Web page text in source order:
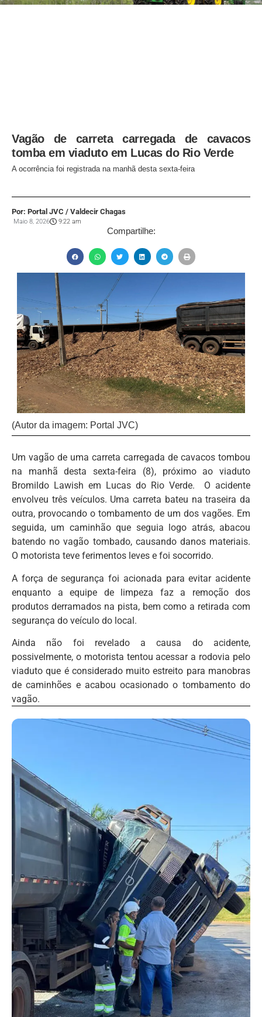
Vagão de carreta carregada de cavacos
tomba em viaduto em Lucas do Rio Verde
A ocorrência foi registrada na manhã desta sexta-feira
Por: Portal JVC / Valdecir Chagas
Maio 8, 2026 9:22 am
Compartilhe:
(Autor da imagem: Portal JVC)
Um vagão de uma carreta carregada de cavacos tombou
na manhã desta sexta-feira (8), próximo ao viaduto
Bromildo Lawish em Lucas do Rio Verde. O acidente
envolveu três veículos. Uma carreta bateu na traseira da
outra, provocando o tombamento de um dos vagões. Em
seguida, um caminhão que seguia logo atrás, abacou
batendo no vagão tombado, causando danos materiais.
O motorista teve ferimentos leves e foi socorrido.
A força de segurança foi acionada para evitar acidente
enquanto a equipe de limpeza faz a remoção dos
produtos derramados na pista, bem como a retirada com
segurança do veículo do local.
Ainda não foi revelado a causa do acidente,
possivelmente, o motorista tentou acessar a rodovia pelo
viaduto que é considerado muito estreito para manobras
de caminhões e acabou ocasionado o tombamento do
vagão.